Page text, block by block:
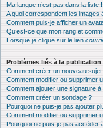
Ma langue n’est pas dans la liste !
A quoi correspondent les images
Comment puis-je afficher un
Qu’est-ce que mon rang et
Lorsque je clique sur le lien
Problèmes liés à la publication
Comment créer un nouveau
Comment modifier ou supprimer
Comment ajouter une signature
Comment créer un sondage ?
Pourquoi ne puis-je pas ajouter
Comment modifier ou supprimer
Pourquoi ne puis-je pas accéder